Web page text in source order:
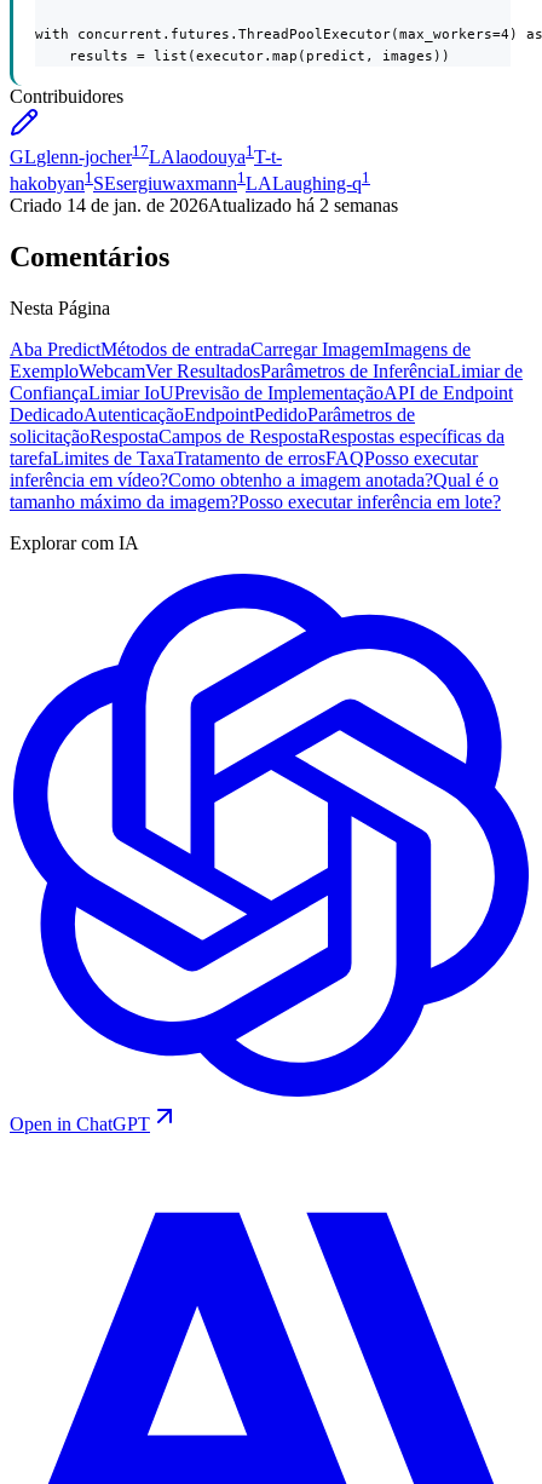
with concurrent.futures.ThreadPoolExecutor(max_workers=4)
    results = list(executor.map(predict, images))
Contribuidores
GLglenn-jocher17LAlaodouya1 T-t-
hakobyan1SEsergiuwaxmann1LALaughing-q1
Criado 14 de jan. de 2026Atualizado há 2 semanas
Comentários
Nesta Página
Aba PredictMétodos de entradaCarregar ImagemImagens de
ExemploWebcamVer ResultadosParâmetros de InferênciaLimiar de
ConfiançaLimiar IoUPrevisão de ImplementaçãoAPI de Endpoint
DedicadoAutenticaçãoEndpointPedidoParâmetros de
solicitaçãoRespostaCampos de RespostaRespostas específicas da
tarefaLimites de TaxaTratamento de errosFAQPosso executar
inferência em vídeo?Como obtenho a imagem anotada?Qual é o
tamanho máximo da imagem?Posso executar inferência em lote?
Explorar com IA
Open in ChatGPT